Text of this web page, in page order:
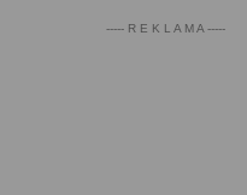
----- R E K L A M A -----